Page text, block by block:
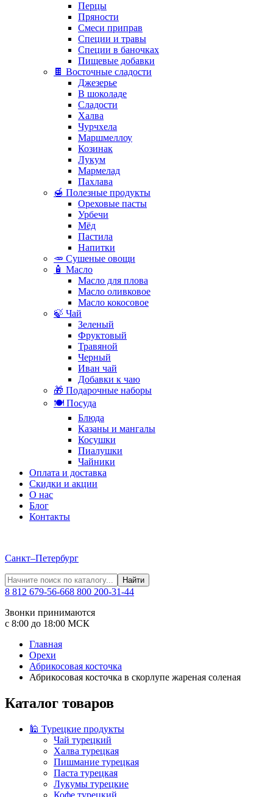
Перцы
Пряности
Смеси приправ
Специи и травы
Специи в баночках
Пищевые добавки
🍫 Восточные сладости
Джезерье
В шоколаде
Сладости
Халва
Чурчхела
Маршмеллоу
Козинак
Лукум
Мармелад
Пахлава
🍯 Полезные продукты
Ореховые пасты
Урбечи
Мёд
Пастила
Напитки
🥕 Сушеные овощи
🧴 Масло
Масло для плова
Масло оливковое
Масло кокосовое
🍃 Чай
Зеленый
Фруктовый
Травяной
Черный
Иван чай
Добавки к чаю
🎁 Подарочные наборы
🍽️ Посуда
Блюда
Казаны и мангалы
Косушки
Пиалушки
Чайники
Оплата и доставка
Скидки и акции
О нас
Блог
Контакты
Санкт–Петербург
Найти
8 812 679-56-668 800 200-31-44
Звонки принимаются
с 8:00 до 18:00 МСК
Главная
Орехи
Абрикосовая косточка
Абрикосовая косточка в скорлупе жареная соленая
Каталог товаров
🕌 Турецкие продукты
Чай турецкий
Халва турецкая
Пишмание турецкая
Паста турецкая
Лукумы турецкие
Кофе турецкий